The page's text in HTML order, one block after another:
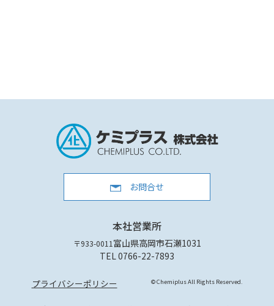
お問合せ
本社営業所
〒933-0011富山県高岡市石瀬1031
TEL 0766-22-7893
プライバシーポリシー © Chemiplus All Rights Reserved.